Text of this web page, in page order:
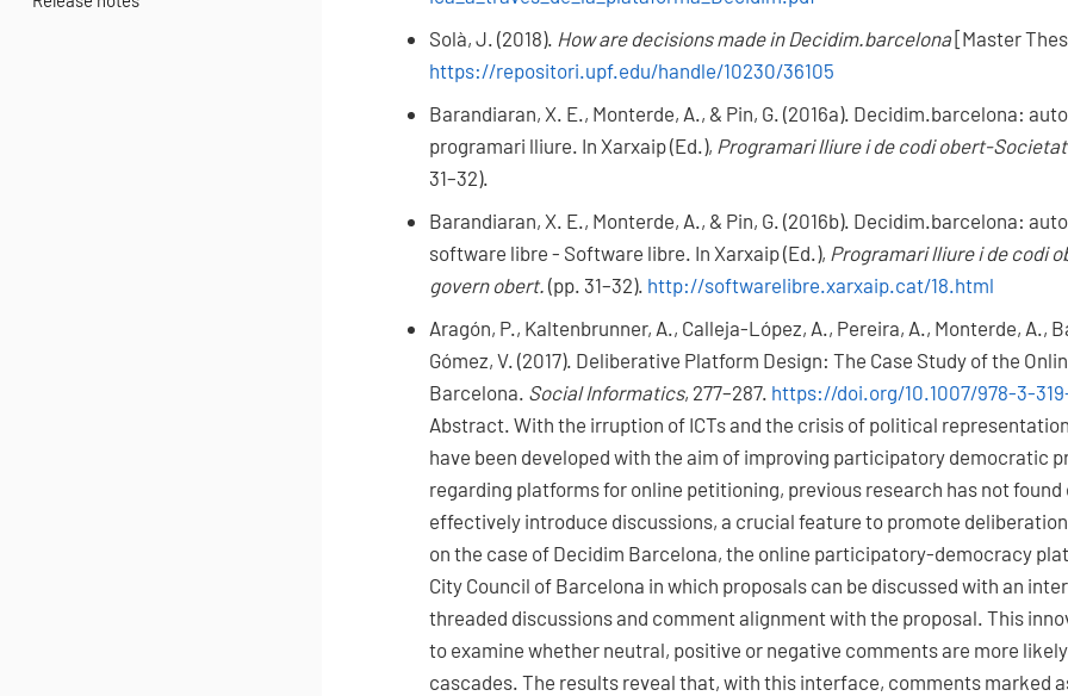
Solà, J. (2018). How are decisions made in Decidim.barcelona[Master
https://repositori.upf.edu/handle/10230/36105
Barandiaran, X. E., Monterde, A., & Pin, G. (2016a). Decidim.barcelona:
programari lliure. In Xarxaip (Ed.), Programari lliure i de codi obert-
31–32).
Barandiaran, X. E., Monterde, A., & Pin, G. (2016b). Decidim.barcelona:
software libre - Software libre. In Xarxaip (Ed.), Programari lliure i de codi
govern obert. (pp. 31–32). http://softwarelibre.xarxaip.cat/18.html
Aragón, P., Kaltenbrunner, A., Calleja-López, A., Pereira, A., Monterde, A.,
Gómez, V. (2017). Deliberative Platform Design: The Case Study of the
Barcelona. Social Informatics, 277–287. https://doi.org/10.1007/978-3-
Abstract. With the irruption of ICTs and the crisis of political
have been developed with the aim of improving participatory democratic
regarding platforms for online petitioning, previous research has not found
effectively introduce discussions, a crucial feature to promote
on the case of Decidim Barcelona, the online participatory-democracy
City Council of Barcelona in which proposals can be discussed with an
threaded discussions and comment alignment with the proposal. This
to examine whether neutral, positive or negative comments are more
cascades. The results reveal that, with this interface, comments marked